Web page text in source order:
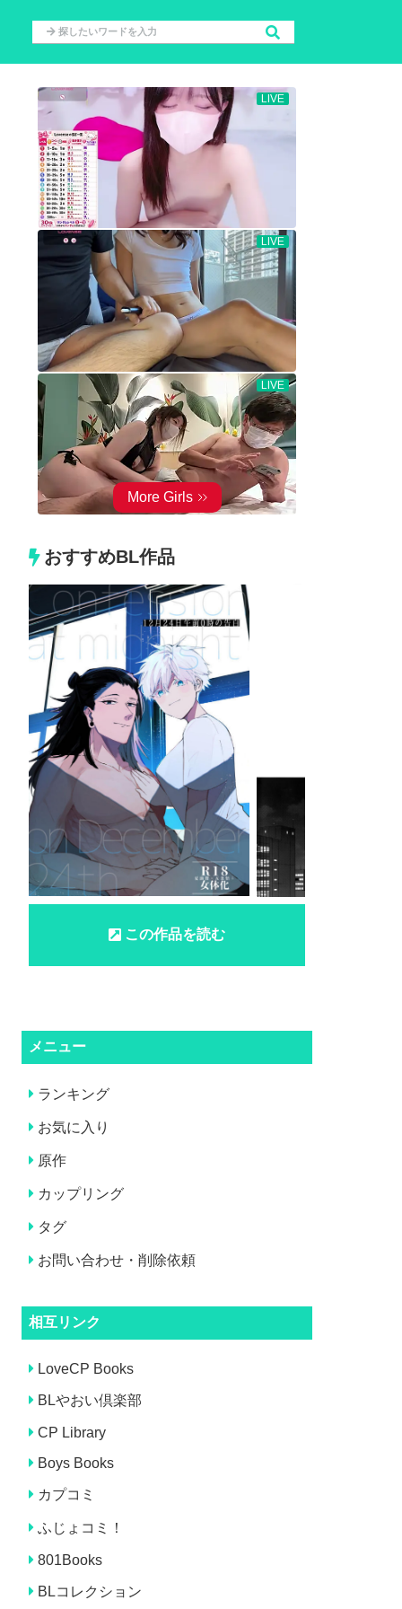
おすすめBL作品
この作品を読む
メニュー
ランキング
お気に入り
原作
カップリング
タグ
お問い合わせ・削除依頼
相互リンク
LoveCP Books
BLやおい倶楽部
CP Library
Boys Books
カプコミ
ふじょコミ！
801Books
BLコレクション